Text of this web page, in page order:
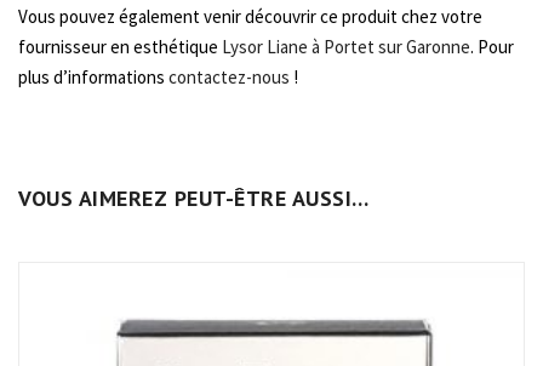
Vous pouvez également venir découvrir ce produit chez votre
fournisseur en esthétique Lysor Liane à Portet sur Garonne. Pour
plus d’informations contactez-nous !
VOUS AIMEREZ PEUT-ÊTRE AUSSI…